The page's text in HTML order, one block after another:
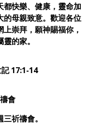
快樂、健康，靈命加
的母親致意。歡迎各位
崇拜，願神賜福你，
的家。
17:1-14
會
祈禱會。